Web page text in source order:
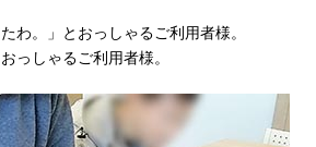
わ。」とおっしゃるご利用者様。
っしゃるご利用者様。